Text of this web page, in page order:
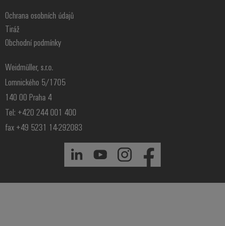
Ochrana osobních údajů
Tiráž
Obchodní podmínky
Weidmüller, s.r.o.
Lomnického 5/1705
140 00 Praha 4
Tel: +420 244 001 400
fax +49 5231 14-292083